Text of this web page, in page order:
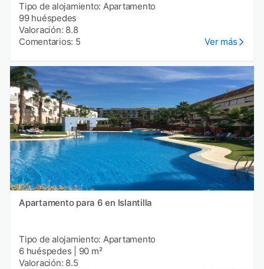
Tipo de alojamiento: Apartamento
99 huéspedes
Valoración: 8.8
Comentarios: 5
Ver más
Apartamento para 6 en Islantilla
Tipo de alojamiento: Apartamento
6 huéspedes
90 m²
Valoración: 8.5